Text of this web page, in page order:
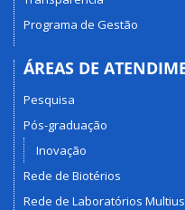
Programa de Gestão
ÁREAS DE
Pesquisa
Pós-graduação
Inovação
Rede de Biotérios
Rede de Laboratórios